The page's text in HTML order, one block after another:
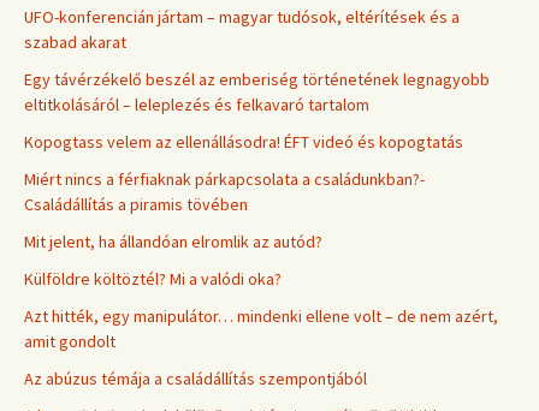
UFO-konferencián jártam – magyar tudósok, eltérítések és a
szabad akarat
Egy távérzékelő beszél az emberiség történetének legnagyobb
eltitkolásáról – leleplezés és felkavaró tartalom
Kopogtass velem az ellenállásodra! ÉFT videó és kopogtatás
Miért nincs a férfiaknak párkapcsolata a családunkban?-
Családállítás a piramis tövében
Mit jelent, ha állandóan elromlik az autód?
Külföldre költöztél? Mi a valódi oka?
Azt hitték, egy manipulátor… mindenki ellene volt – de nem azért,
amit gondolt
Az abúzus témája a családállítás szempontjából